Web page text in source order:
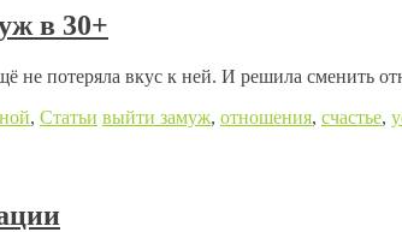
в 30+
не потеряла вкус к ней. И решила сменить
, Статьи выйти замуж, отношения, счастье,